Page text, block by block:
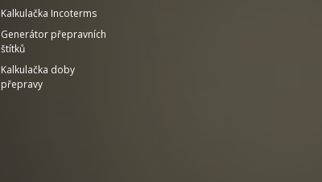
Kalkulačka Incoterms
Generátor přepravních
štítků
Kalkulačka doby
přepravy